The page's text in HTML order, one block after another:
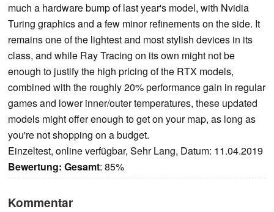
much a hardware bump of last year's model, with Nvidia
Turing graphics and a few minor refinements on the side. It
remains one of the lightest and most stylish devices in its
class, and while Ray Tracing on its own might not be
enough to justify the high pricing of the RTX models,
combined with the roughly 20% performance gain in regular
games and lower inner/outer temperatures, these updated
models might offer enough to get on your map, as long as
you're not shopping on a budget.
Einzeltest, online verfügbar, Sehr Lang, Datum: 11.04.2019
Bewertung: Gesamt: 85%
Kommentar